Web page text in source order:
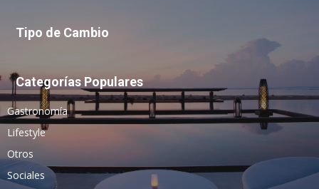
Tipo de Cambio
Categorías Populares
Gastronomía
Lifestyle
Otros
Sociales